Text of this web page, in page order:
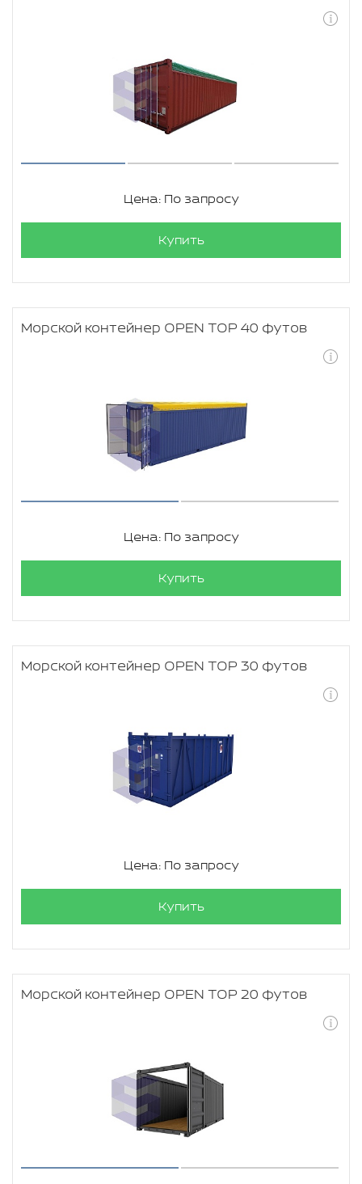
Цена: По запросу
Купить
Морской контейнер OPEN TOP 40 футов
Цена: По запросу
Купить
Морской контейнер OPEN TOP 30 футов
Цена: По запросу
Купить
Морской контейнер OPEN TOP 20 футов